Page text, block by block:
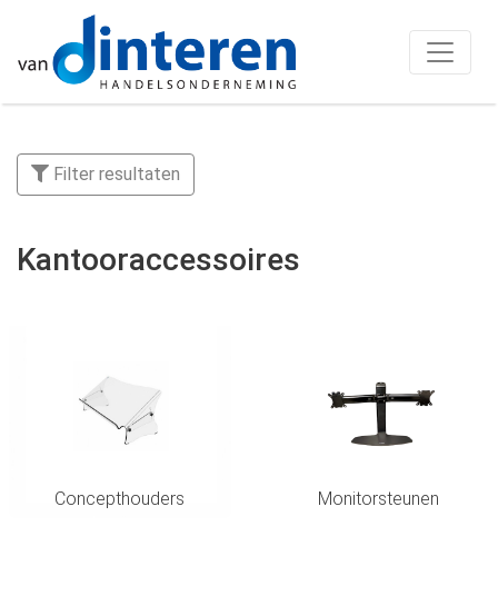
Filter resultaten
Kantooraccessoires
Concepthouders Monitorsteunen